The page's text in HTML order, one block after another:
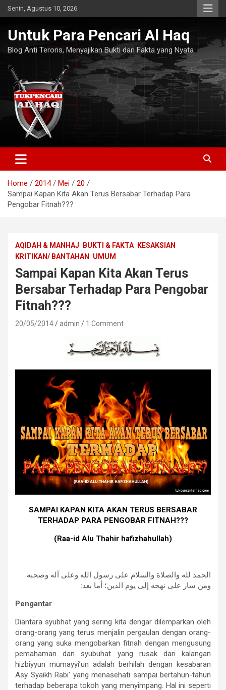
Skip
to
Senin, Agustus 10, 2026
Untuk Para Pencari Al Haq
Blog Anti Teroris, Menyajikan Bukti dan Fakta yang Nyata
Home 2014 Mei
20
Sampai Kapan Kita Akan Terus Bersabar Terhadap Para
Pengobar Fitnah???
AQIDAH & MANHAJ BUKTI & FAKTA
KESAKSIAN
KRITIKAN/ BANTAHAN
UMUM
Sampai Kapan Kita Akan Terus
Bersabar Terhadap Para Pengobar
Fitnah???
20/05/2014 admin 1 Comment
SAMPAI KAPAN KITA AKAN TERUS BERSABAR
TERHADAP PARA PENGOBAR FITNAH???
(Raa-id Alu Thahir hafizhahullah)
ﺍﻟﺤﻤﺪ ﻟﻠﻪ ﻭﺍﻟﺼﻼﺓ ﻭﺍﻟﺴﻼﻡ ﻋﻠﻰ ﺭﺳﻮﻝ الله ﻭﻋﻠﻰ ﺁﻟﻪ ﻭﺻﺤﺒﻪ
ﻭﻣﻦ ﺳﺎﺭ ﻋﻠﻰ ﻧﻬﺠﻪ ﺇﻟﻰ ﻳﻮﻡ ﺍﻟﺪﻳﻦ؛ ﺃﻣﺎ ﺑﻌﺪ:
Pengantar
Diantara syubhat yang sering kita dengar dilemparkan oleh
orang-orang yang terus menjalin pergaulan dengan orang-
orang yang suka mengobarkan fitnah dengan mengusung
pemahaman dan syubuhat yang rusak dari kalangan
hizbiyyun mumayyi’un adalah berhilah dengan kesabaran
Asy Syaikh Rabi’ yang menasehati sampai bertahun-tahun
terhadap beberapa tokoh yang menyimpang. Hal ini seperti